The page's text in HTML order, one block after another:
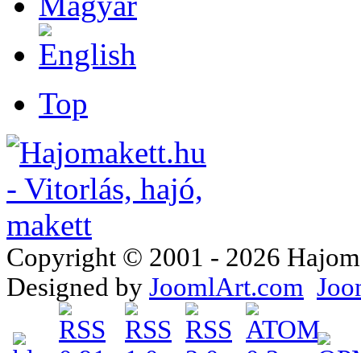
Top
Copyright © 2001 - 2026
Designed by JoomlArt.com